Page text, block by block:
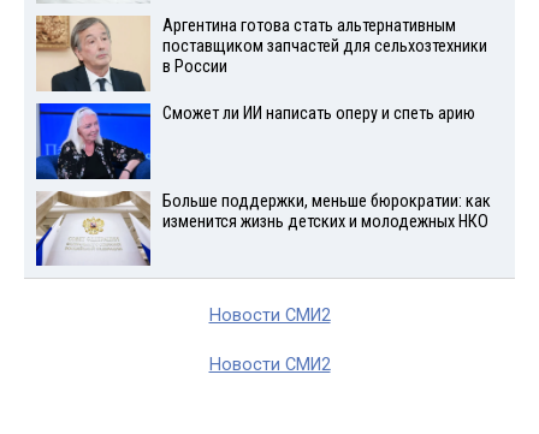
Аргентина готова стать альтернативным
поставщиком запчастей для сельхозтехники
в России
Сможет ли ИИ написать оперу и спеть арию
Больше поддержки, меньше бюрократии: как
изменится жизнь детских и молодежных НКО
Новости СМИ2
Новости СМИ2